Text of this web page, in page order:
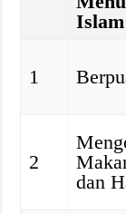
Islam
1
2
dan